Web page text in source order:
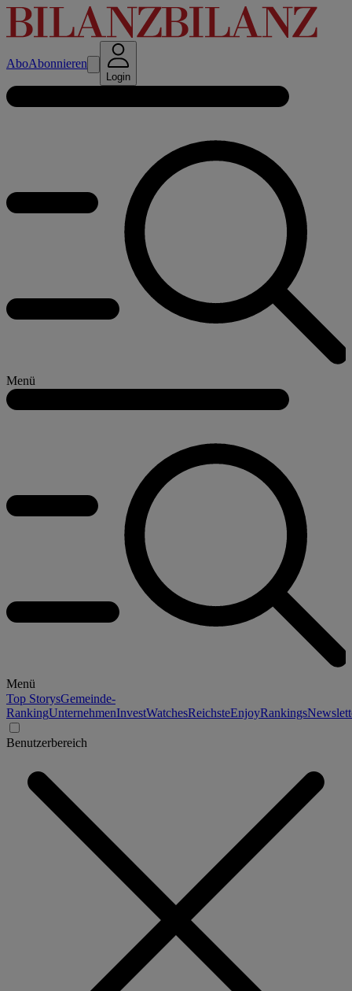
AboAbonnieren
Login
Menü
Menü
Top StorysGemeinde-
RankingUnternehmenInvestWatchesReichsteEnjoyRankings
Benutzerbereich